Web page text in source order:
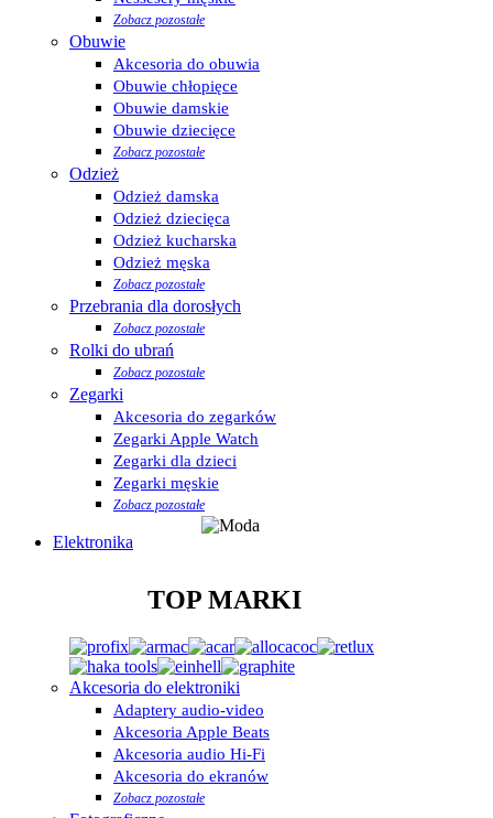
Zobacz pozostałe
Obuwie
Akcesoria do obuwia
Obuwie chłopięce
Obuwie damskie
Obuwie dziecięce
Zobacz pozostałe
Odzież
Odzież damska
Odzież dziecięca
Odzież kucharska
Odzież męska
Zobacz pozostałe
Przebrania dla dorosłych
Zobacz pozostałe
Rolki do ubrań
Zobacz pozostałe
Zegarki
Akcesoria do zegarków
Zegarki Apple Watch
Zegarki dla dzieci
Zegarki męskie
Zobacz pozostałe
Elektronika
TOP MARKI
Akcesoria do elektroniki
Adaptery audio-video
Akcesoria Apple Beats
Akcesoria audio Hi-Fi
Akcesoria do ekranów
Zobacz pozostałe